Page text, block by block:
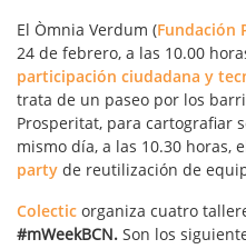
El Òmnia Verdum (Fundación
24 de febrero, a las 10.00
participación ciudadana y
trata de un paseo por los
Prosperitat, para cartografiar
mismo día, a las 10.30 horas,
party de reutilización de
Colectic organiza cuatro
#mWeekBCN. Son los